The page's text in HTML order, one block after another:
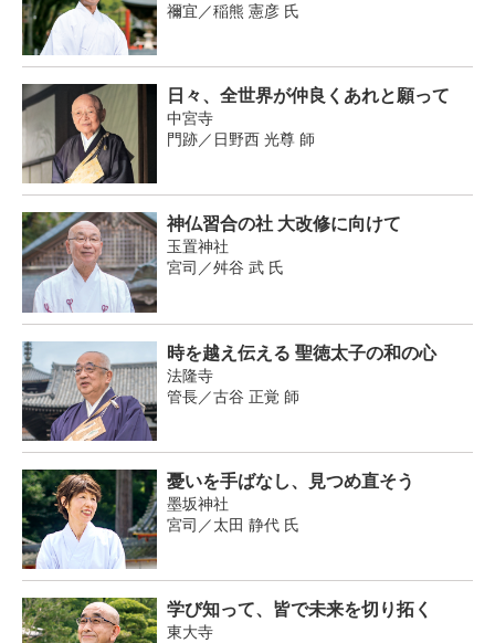
禰宜／稲熊 憲彦 氏
日々、全世界が仲良くあれと願って
中宮寺
門跡／日野西 光尊 師
神仏習合の社 大改修に向けて
玉置神社
宮司／舛谷 武 氏
時を越え伝える 聖徳太子の和の心
法隆寺
管長／古谷 正覚 師
憂いを手ばなし、見つめ直そう
墨坂神社
宮司／太田 静代 氏
学び知って、皆で未来を切り拓く
東大寺